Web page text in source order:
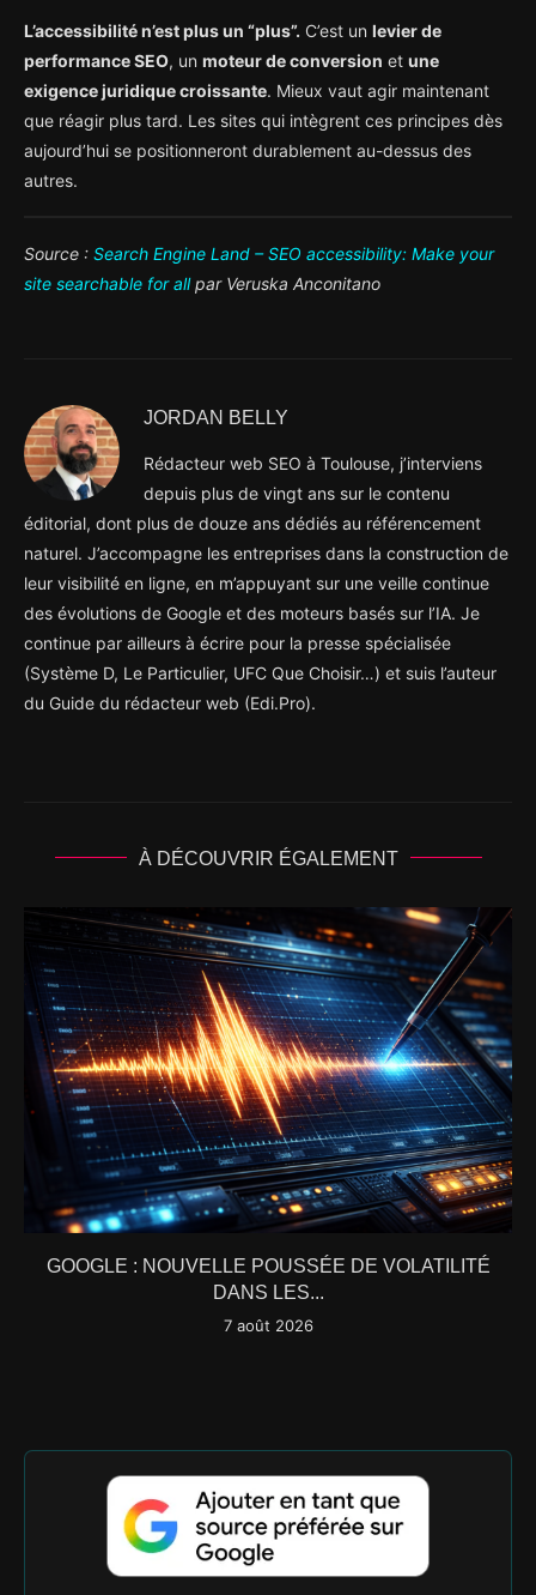
L’accessibilité n’est plus un “plus”. C’est un levier de
performance SEO, un moteur de conversion et une
exigence juridique croissante. Mieux vaut agir maintenant
que réagir plus tard. Les sites qui intègrent ces principes dès
aujourd’hui se positionneront durablement au-dessus des
autres.
Source : Search Engine Land – SEO accessibility: Make your
site searchable for allpar Veruska Anconitano
JORDAN BELLY
Rédacteur web SEO à Toulouse, j’interviens
depuis plus de vingt ans sur le contenu
éditorial, dont plus de douze ans dédiés au référencement
naturel. J’accompagne les entreprises dans la construction de
leur visibilité en ligne, en m’appuyant sur une veille continue
des évolutions de Google et des moteurs basés sur l’IA. Je
continue par ailleurs à écrire pour la presse spécialisée
(Système D, Le Particulier, UFC Que Choisir…) et suis l’auteur
du Guide du rédacteur web (Edi.Pro).
À DÉCOUVRIR ÉGALEMENT
GOOGLE : NOUVELLE POUSSÉE DE VOLATILITÉ
DANS LES...
7 août 2026